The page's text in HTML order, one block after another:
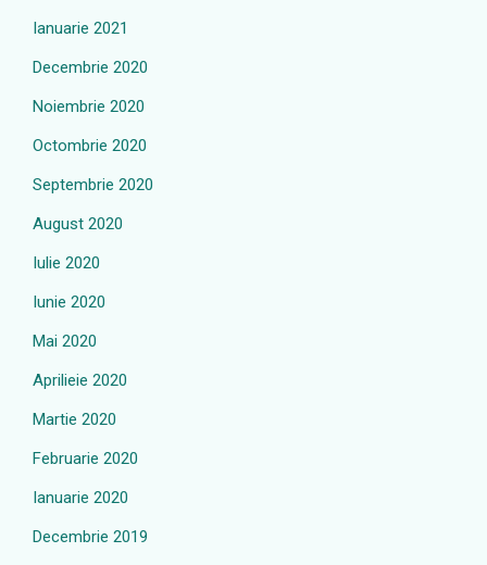
Ianuarie 2021
Decembrie 2020
Noiembrie 2020
Octombrie 2020
Septembrie 2020
August 2020
Iulie 2020
Iunie 2020
Mai 2020
Aprilieie 2020
Martie 2020
Februarie 2020
Ianuarie 2020
Decembrie 2019